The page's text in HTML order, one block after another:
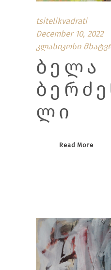
tsitelikvadrati
December 10, 2022
კლასიკოსი
ᲑᲔᲚᲐ
ᲚᲘ
Read More